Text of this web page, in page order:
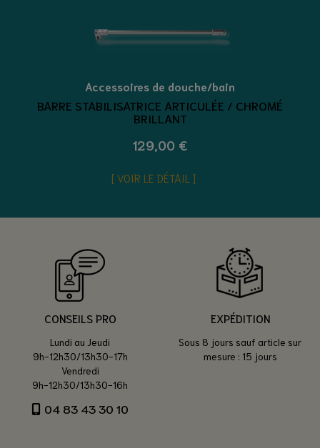
Accessoires de douche/bain
BARRE STABILISATRICE ARTICULÉE / CHROMÉ
BRILLANT
129,00 €
VOIR LE DÉTAIL
CONSEILS PRO
Lundi au Jeudi
9h-12h30/13h30-17h
Vendredi
9h-12h30/13h30-16h
04 83 43 30 10
EXPÉDITION
Sous 8 jours sauf article sur
mesure : 15 jours